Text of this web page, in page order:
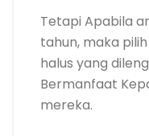
Tetapi Apabila
tahun, maka
halus yang
Bermanfaat
mereka.